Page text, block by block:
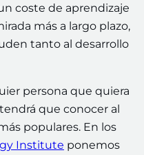
coste de aprendizaje
más a largo plazo,
tanto al desarrollo
persona que quiera
que conocer al
populares. En los
Institute ponemos